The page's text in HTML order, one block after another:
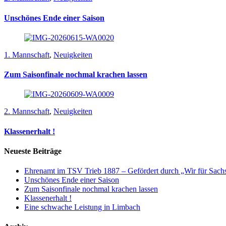
Unschönes Ende einer Saison
1. Mannschaft, Neuigkeiten
Zum Saisonfinale nochmal krachen lassen
2. Mannschaft, Neuigkeiten
Klassenerhalt !
Neueste Beiträge
Ehrenamt im TSV Trieb 1887 – Gefördert durch „Wir für
Unschönes Ende einer Saison
Zum Saisonfinale nochmal krachen lassen
Klassenerhalt !
Eine schwache Leistung in Limbach